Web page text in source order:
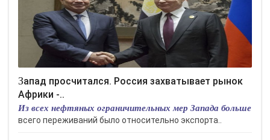
Запад просчитался. Россия захватывает рынок
Африки -..
Из всех нефтяных ограничительных мер Запада больше
всего переживаний было относительно экспорта..